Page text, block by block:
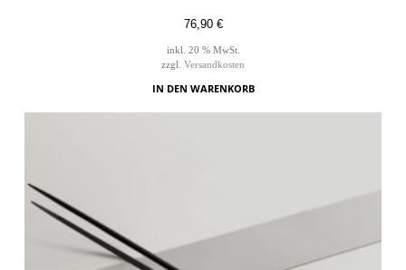
76,90 €
inkl. 20 % MwSt.
zzgl. Versandkosten
IN DEN WARENKORB